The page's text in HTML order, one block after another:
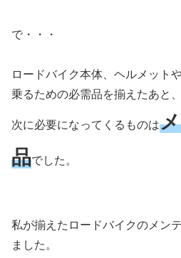
で・・・
ロードバイク本体、ヘルメット
乗るための必需品を揃えたあと、
次に必要になってくるものは
品でした。
私が揃えたロードバイクのメン
ました。